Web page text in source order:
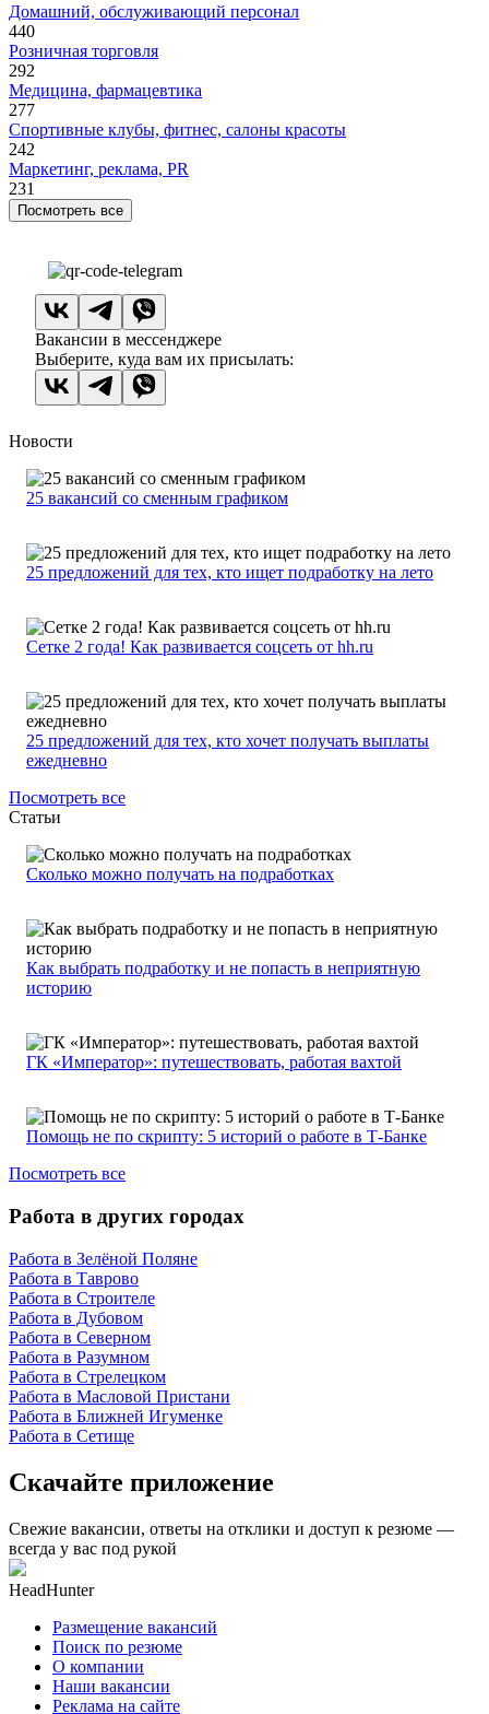
Домашний, обслуживающий персонал
440
Розничная торговля
292
Медицина, фармацевтика
277
Спортивные клубы, фитнес, салоны красоты
242
Маркетинг, реклама, PR
231
Посмотреть все
Вакансии в мессенджере
Выберите, куда вам их присылать:
Новости
25 вакансий со сменным графиком
25 предложений для тех, кто ищет подработку на лето
Сетке 2 года! Как развивается соцсеть от hh.ru
25 предложений для тех, кто хочет получать выплаты
ежедневно
Посмотреть все
Статьи
Сколько можно получать на подработках
Как выбрать подработку и не попасть в неприятную
историю
ГК «Император»: путешествовать, работая вахтой
Помощь не по скрипту: 5 историй о работе в Т-Банке
Посмотреть все
Работа в других городах
Работа в Зелёной Поляне
Работа в Таврово
Работа в Строителе
Работа в Дубовом
Работа в Северном
Работа в Разумном
Работа в Стрелецком
Работа в Масловой Пристани
Работа в Ближней Игуменке
Работа в Сетище
Скачайте приложение
Свежие вакансии, ответы на отклики и доступ к резюме —
всегда у вас под рукой
HeadHunter
Размещение вакансий
Поиск по резюме
О компании
Наши вакансии
Реклама на сайте